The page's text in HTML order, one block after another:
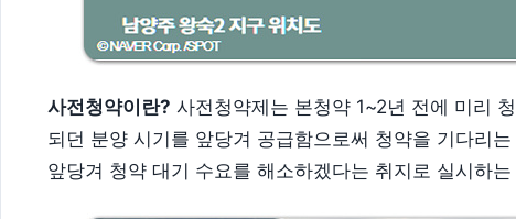
사전청약이란? 사전청약제는 본청약 1~2년 전에 미리
되던 분양 시기를 앞당겨 공급함으로써 청약을 기다리
앞당겨 청약 대기 수요를 해소하겠다는 취지로 실시하